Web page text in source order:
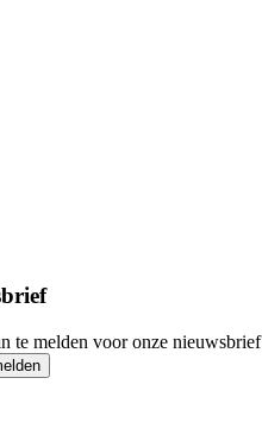
te melden voor onze nieuwsbrief